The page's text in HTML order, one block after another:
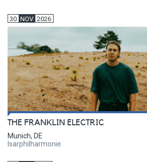
30 NOV 2026
THE FRANKLIN ELECTRIC
Munich, DE
Isarphilharmonie